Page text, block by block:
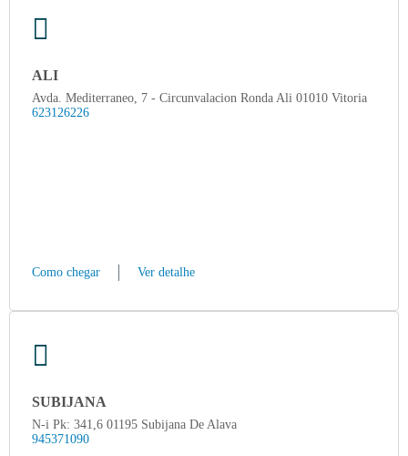
ALI
Avda. Mediterraneo, 7 - Circunvalacion Ronda Ali 01010 Vitoria
623126226
Como chegar Ver detalhe
SUBIJANA
N-i Pk: 341,6 01195 Subijana De Alava
945371090